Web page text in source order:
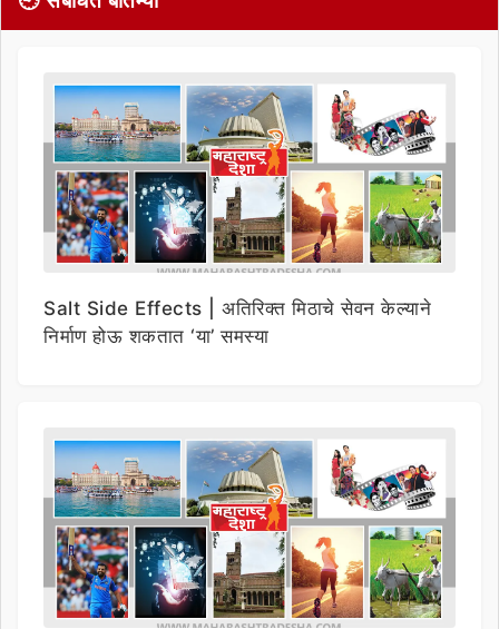
Salt Side Effects | अतिरिक्त मिठाचे सेवन केल्याने
निर्माण होऊ शकतात ‘या’ समस्या